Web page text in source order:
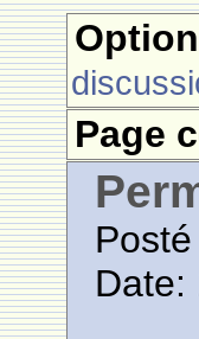
Page
Date: